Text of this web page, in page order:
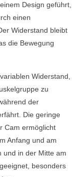
Design geführt,
einen
Widerstand bleibt
die Bewegung
Widerstand,
zu
der
Die geringe
Cam ermöglicht
Anfang und am
und in der Mitte am
besonders